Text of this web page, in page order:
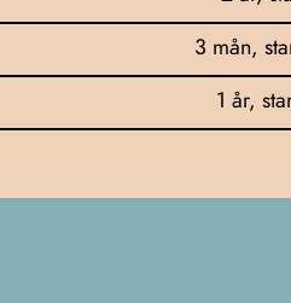
3 mån,
1 år,